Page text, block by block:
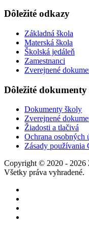
Dôležité odkazy
Základná škola
Materská škola
Školská jedáleň
Zamestnanci
Zverejnené
Dôležité dokumenty
Dokumenty školy
Zverejnené
Žiadosti a tlačivá
Ochrana osobných
Zásady používania
Copyright © 2020 - 2026
Všetky práva vyhradené.